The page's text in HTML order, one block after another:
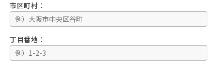
市区町村：
丁目番地：